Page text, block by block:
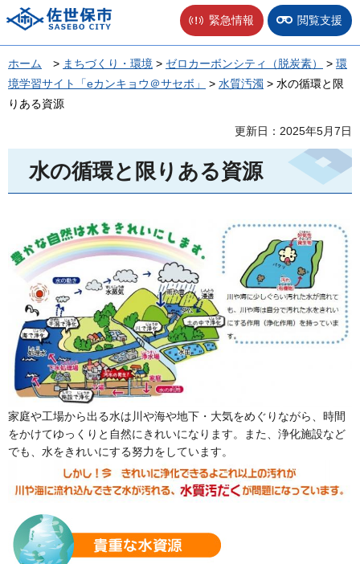
佐世保市 緊急情報 閲覧支援
ホーム > まちづくり・環境 > ゼロカーボンシティ（脱炭素） > 環
境学習サイト「eカンキョウ＠サセボ」
> 水質汚濁 > 水の循環と限
りある資源
更新日：2025年5月7日
水の循環と限りある資源
家庭や工場から出る水は川や海や地下・大気をめぐりながら、時間
をかけてゆっくりと自然にきれいになります。また、浄化施設など
でも、水をきれいにする努力をしています。